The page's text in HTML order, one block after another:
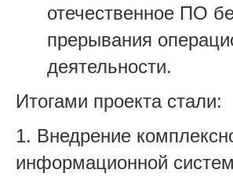
отечественное ПО
прерывания
деятельности.
Итогами проекта стали:
1. Внедрение
информационной